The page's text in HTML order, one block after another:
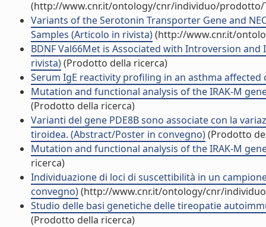
(http://www.cnr.it/ontology/cnr/individuo/prodotto/
Variants of the Serotonin Transporter Gene and
Samples (Articolo in rivista)(http://www.cnr.it/
BDNF Val66Met is Associated with Introversion
rivista)(Prodotto della ricerca)
Serum IgE reactivity profiling in an asthma
Mutation and functional analysis of the IRAK-M
(Prodotto della ricerca)
Varianti del gene PDE8B sono associate con la
tiroidea. (Abstract/Poster in convegno)(Prodotto
Mutation and functional analysis of the IRAK-M
ricerca)
Individuazione di loci di suscettibilità in un
convegno)(http://www.cnr.it/ontology/cnr/
Studio delle basi genetiche delle tireopatie
(Prodotto della ricerca)